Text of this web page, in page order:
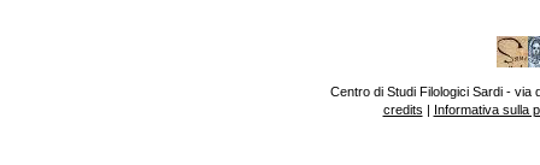
Centro di Studi Filologici Sardi - via
credits | Informativa sulla